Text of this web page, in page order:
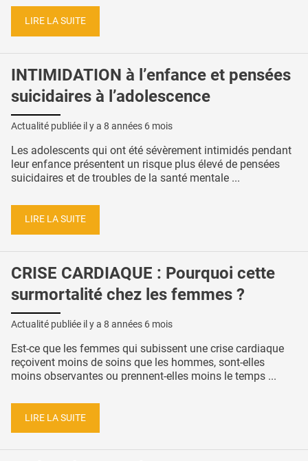
LIRE LA SUITE
INTIMIDATION à l’enfance et pensées
suicidaires à l’adolescence
Actualité publiée il y a 8 années 6 mois
Les adolescents qui ont été sévèrement intimidés pendant
leur enfance présentent un risque plus élevé de pensées
suicidaires et de troubles de la santé mentale ...
LIRE LA SUITE
CRISE CARDIAQUE : Pourquoi cette
surmortalité chez les femmes ?
Actualité publiée il y a 8 années 6 mois
Est-ce que les femmes qui subissent une crise cardiaque
reçoivent moins de soins que les hommes, sont-elles
moins observantes ou prennent-elles moins le temps ...
LIRE LA SUITE